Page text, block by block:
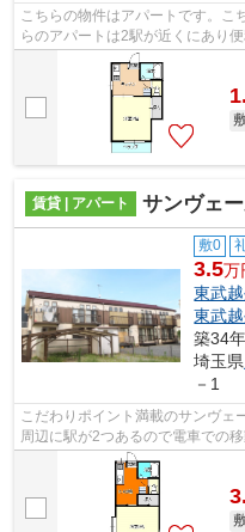
こちらの物件はアパートです。こ
らのアパートは2駅が近くにあり
毛呂山町エリアにある賃貸情報の
賃貸 | アパート サンヴェ
敷0
3.5万
東武
東武
築34
埼玉県
－1
こだわりポイント満載のサンヴェ
周辺に駅が2つあるので電車での
できる駅があります。物件のお問い